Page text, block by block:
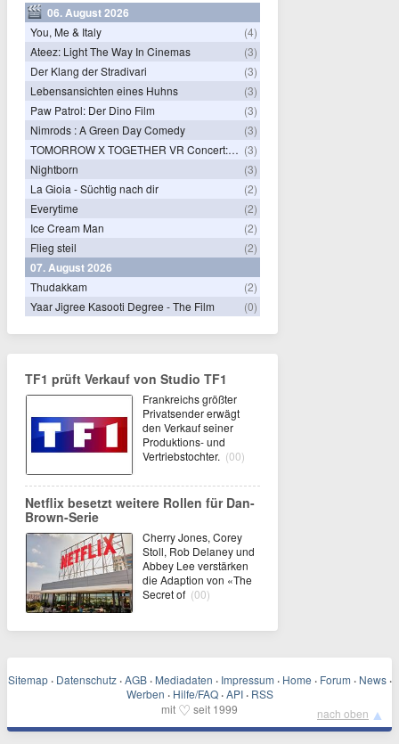
06. August 2026
You, Me & Italy
(4)
Ateez: Light The Way In Cinemas
(3)
Der Klang der Stradivari
(3)
Lebensansichten eines Huhns
(3)
Paw Patrol: Der Dino Film
(3)
Nimrods : A Green Day Comedy
(3)
TOMORROW X TOGETHER VR Concert: Endless Ride (3)
Nightborn
(3)
La Gioia - Süchtig nach dir
(2)
Everytime
(2)
Ice Cream Man
(2)
Flieg steil
(2)
07. August 2026
Thudakkam
(2)
Yaar Jigree Kasooti Degree - The Film
(0)
TF1 prüft Verkauf von Studio TF1
Frankreichs größter
Privatsender erwägt
den Verkauf seiner
Produktions- und
Vertriebstochter. (00)
Netflix besetzt weitere Rollen für Dan-
Brown-Serie
Cherry Jones, Corey
Stoll, Rob Delaney und
Abbey Lee verstärken
die Adaption von «The
Secret of (00)
Sitemap · Datenschutz · AGB · Mediadaten · Impressum · Home · Forum · News ·
Werben · Hilfe/FAQ · API · RSS
mit ♡ seit 1999 nach oben ▲